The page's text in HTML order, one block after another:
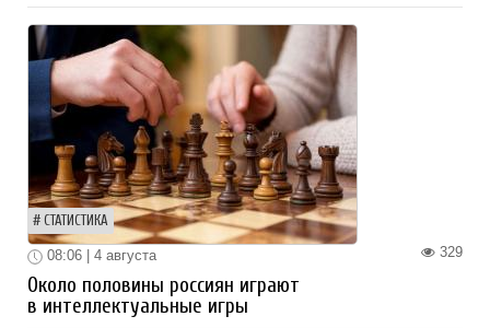
СТАТИСТИКА
329
08:06 | 4 августа
Около половины россиян играют
в интеллектуальные игры